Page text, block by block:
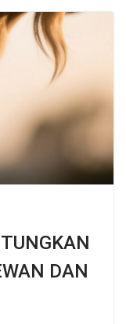
DAN